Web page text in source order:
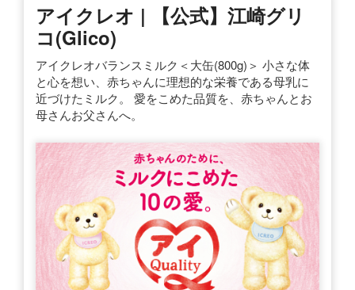
アイクレオ | 【公式】江崎グリ
コ(Glico)
アイクレオバランスミルク＜大缶(800g)＞ 小さな体
と心を想い、赤ちゃんに理想的な栄養である母乳に
近づけたミルク。 愛をこめた品質を、赤ちゃんとお
母さんお父さんへ。